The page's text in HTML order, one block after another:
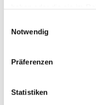
Notwendig
Präferenzen
Statistiken